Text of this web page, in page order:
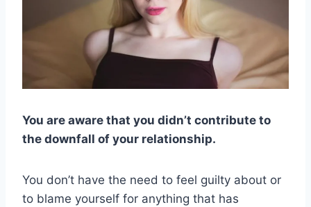
You are aware that you didn’t contribute to
the downfall of your relationship.
You don’t have the need to feel guilty about or
to blame yourself for anything that has